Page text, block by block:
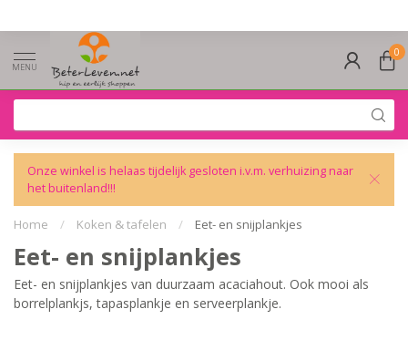
MENU
0
Onze winkel is helaas tijdelijk gesloten i.v.m. verhuizing naar
het buitenland!!!
Home / Koken & tafelen / Eet- en snijplankjes
Eet- en snijplankjes
Eet- en snijplankjes van duurzaam acaciahout. Ook mooi als
borrelplankjs, tapasplankje en serveerplankje.